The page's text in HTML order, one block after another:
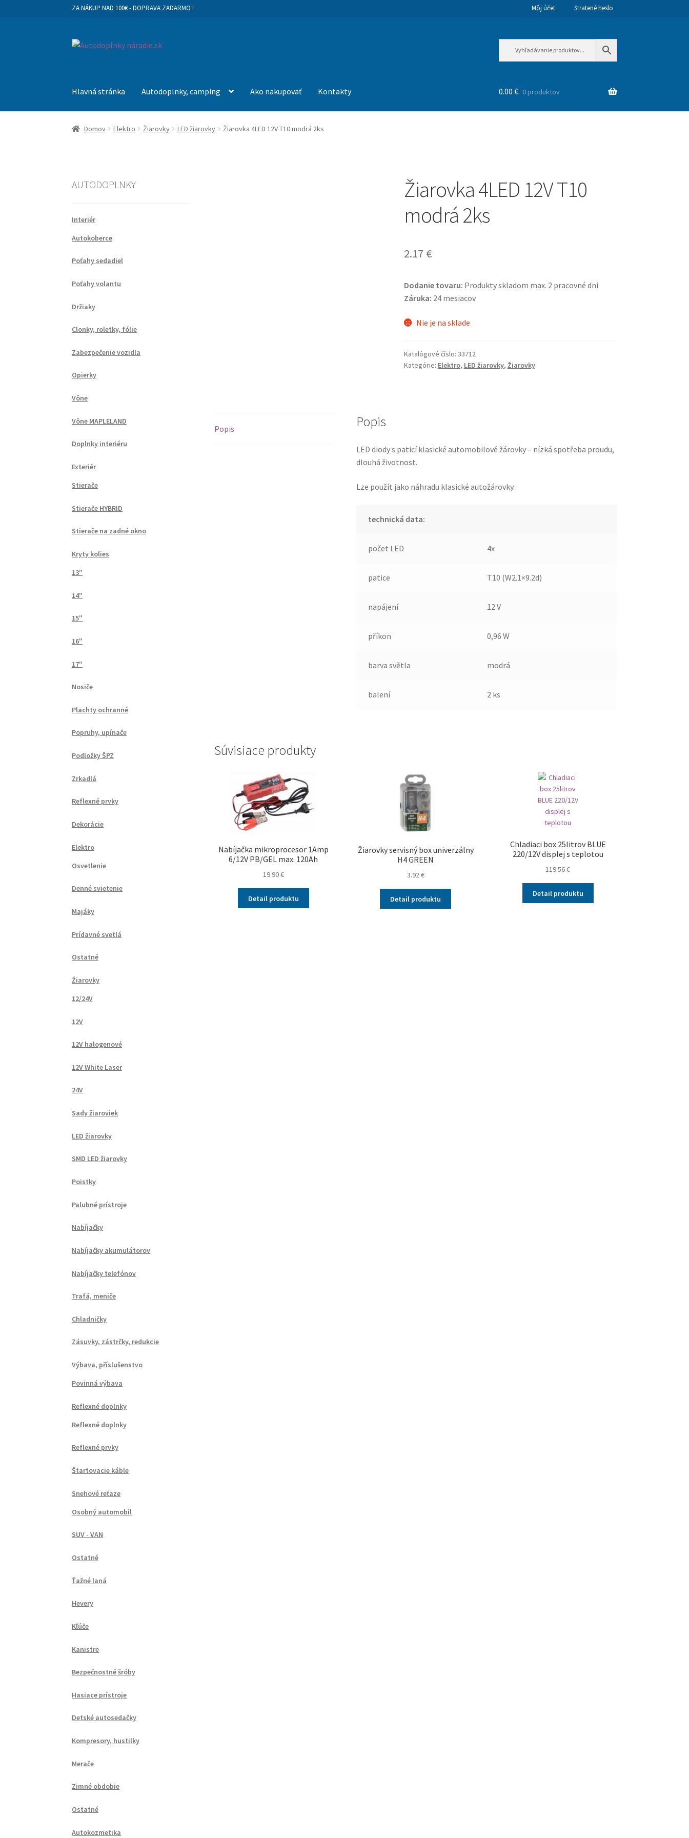
ZA NÁKUP NAD 100€ - DOPRAVA ZADARMO ! Môj účet Stratené heslo
Preskočiť
Preskočiť
Hlavná stránka Autodoplnky, camping Ako nakupovať Kontakty 0.00 € 0 produktov
Domov Elektro Žiarovky LED žiarovky Žiarovka 4LED 12V T10 modrá 2ks
Žiarovka 4LED 12V T10
modrá 2ks
2.17 €
Dodanie tovaru: Produkty skladom max. 2 pracovné dni
Záruka: 24 mesiacov
Nie je na sklade
Katalógové číslo: 33712
Kategórie: Elektro, LED žiarovky, Žiarovky
Popis Popis
LED diody s paticí klasické automobilové žárovky – nízká spotřeba proudu,
dlouhá životnost.
Lze použít jako náhradu klasické autožárovky.
technická data:
počet LED 4x
patice T10 (W2.1×9.2d)
napájení 12 V
příkon 0,96 W
barva světla modrá
balení 2 ks
Súvisiace produkty
Nabíjačka mikroprocesor 1Amp
6/12V PB/GEL max. 120Ah
19.90€
Detail produktu
Žiarovky servisný box univerzálny
H4 GREEN
3.92€
Detail produktu
Chladiaci box 25litrov BLUE
220/12V displej s teplotou
119.56€
Detail produktu
AUTODOPLNKY
Interiér
Autokoberce
Poťahy sedadiel
Poťahy volantu
Držiaky
Clonky, roletky, fólie
Zabezpečenie vozidla
Opierky
Vône
Vône MAPLELAND
Doplnky interiéru
Exteriér
Stierače
Stierače HYBRID
Stierače na zadné okno
Kryty kolies
13"
14"
15"
16"
17"
Nosiče
Plachty ochranné
Popruhy, upínače
Podložky ŠPZ
Zrkadlá
Reflexné prvky
Dekorácie
Elektro
Osvetlenie
Denné svietenie
Majáky
Prídavné svetlá
Ostatné
Žiarovky
12/24V
12V
12V halogenové
12V White Laser
24V
Sady žiaroviek
LED žiarovky
SMD LED žiarovky
Poistky
Palubné prístroje
Nabíjačky
Nabíjačky akumulátorov
Nabíjačky telefónov
Trafá, meniče
Chladničky
Zásuvky, zástrčky, redukcie
Výbava, příslušenstvo
Povinná výbava
Reflexné doplnky
Reflexné doplnky
Reflexné prvky
Štartovacie káble
Snehové reťaze
Osobný automobil
SUV - VAN
Ostatné
Ťažné laná
Hevery
Kľúče
Kanistre
Bezpečnostné šróby
Hasiace prístroje
Detské autosedačky
Kompresory, hustilky
Merače
Zimné obdobie
Ostatné
Autokozmetika